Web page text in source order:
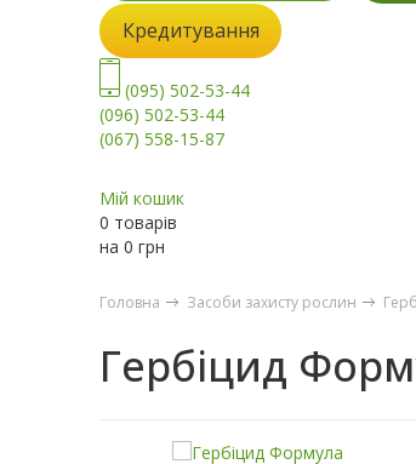
Кредитування
(095) 502-53-44
(096) 502-53-44
(067) 558-15-87
Мій кошик
0 товарів
на 0 грн
Головна Засоби захисту рослин
Гербіцид